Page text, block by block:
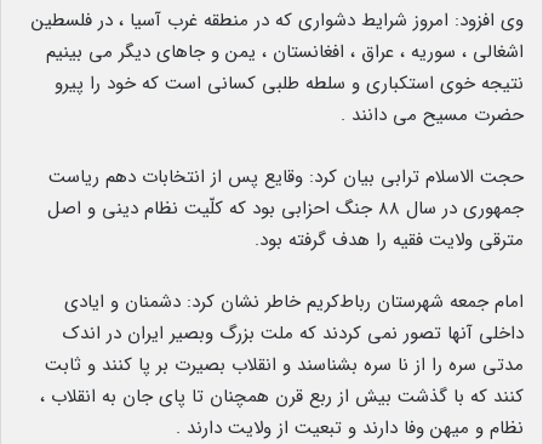
وی افزود: امروز شرایط دشواری که در منطقه غرب آسیا ، در فلسطین
اشغالی ، سوریه ، عراق ، افغانستان ، یمن و جاهای دیگر می بینیم
نتیجه خوی استکباری و سلطه طلبی کسانی است که خود را پیرو
حضرت مسیح می دانند .
حجت الاسلام ترابی بیان کرد: وقایع پس از انتخابات دهم ریاست
جمهوری در سال ۸۸ جنگ احزابی بود که کلّیت نظام دینی و اصل
مترقی ولایت فقیه را هدف گرفته بود.
امام جمعه شهرستان رباط‌کریم خاطر نشان کرد: دشمنان و ایادی
داخلی آنها تصور نمی کردند که ملت بزرگ وبصیر ایران در اندک
مدتی سره را از نا سره بشناسند و انقلاب بصیرت بر پا کنند و ثابت
کنند که با گذشت بیش از ربع قرن همچنان تا پای جان به انقلاب ،
نظام و میهن وفا دارند و تبعیت از ولایت دارند .